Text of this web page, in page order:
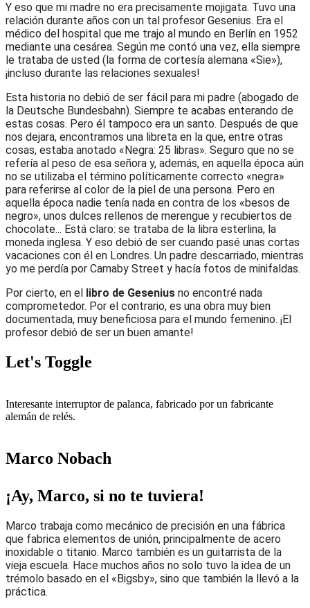
Y eso que mi madre no era precisamente mojigata. Tuvo una
relación durante años con un tal profesor Gesenius. Era el
médico del hospital que me trajo al mundo en Berlín en 1952
mediante una cesárea. Según me contó una vez, ella siempre
le trataba de usted (la forma de cortesía alemana «Sie»),
¡incluso durante las relaciones sexuales!
Esta historia no debió de ser fácil para mi padre (abogado de
la Deutsche Bundesbahn). Siempre te acabas enterando de
estas cosas. Pero él tampoco era un santo. Después de que
nos dejara, encontramos una libreta en la que, entre otras
cosas, estaba anotado «Negra: 25 libras». Seguro que no se
refería al peso de esa señora y, además, en aquella época aún
no se utilizaba el término políticamente correcto «negra»
para referirse al color de la piel de una persona. Pero en
aquella época nadie tenía nada en contra de los «besos de
negro», unos dulces rellenos de merengue y recubiertos de
chocolate... Está claro: se trataba de la libra esterlina, la
moneda inglesa. Y eso debió de ser cuando pasé unas cortas
vacaciones con él en Londres. Un padre descarriado, mientras
yo me perdía por Carnaby Street y hacía fotos de minifaldas.
Por cierto, en el libro de Gesenius no encontré nada
comprometedor. Por el contrario, es una obra muy bien
documentada, muy beneficiosa para el mundo femenino. ¡El
profesor debió de ser un buen amante!
Let's Toggle
Interesante interruptor de palanca, fabricado por un fabricante
alemán de relés.
Marco Nobach
¡Ay, Marco, si no te tuviera!
Marco trabaja como mecánico de precisión en una fábrica
que fabrica elementos de unión, principalmente de acero
inoxidable o titanio. Marco también es un guitarrista de la
vieja escuela. Hace muchos años no solo tuvo la idea de un
trémolo basado en el «Bigsby», sino que también la llevó a la
práctica.